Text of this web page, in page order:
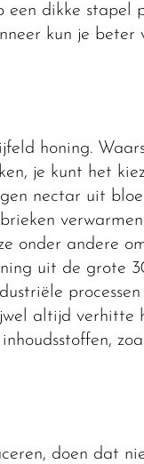
dikke stapel
kun je
honing.
je kunt het
nectar uit
onder andere
uit de grote
altijd verhitte
doen dat